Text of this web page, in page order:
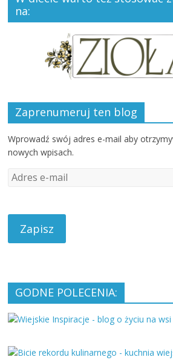
na:
Zaprenumeruj ten blog
Wprowadź swój adres e-mail aby
nowych wpisach.
A
e
e
a
l
GODNE POLECENIA: